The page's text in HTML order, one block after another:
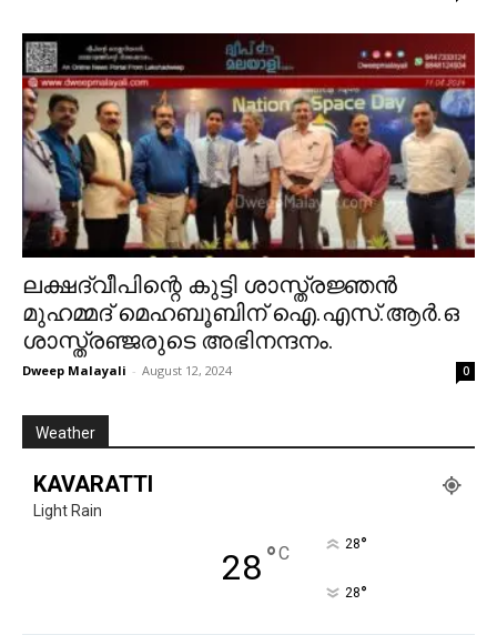
ലക്ഷദ്വീപിന്റെ കുട്ടി ശാസ്ത്രജ്ഞൻ
മുഹമ്മദ് മെഹബൂബിന് ഐ.എസ്.ആർ.ഒ
ശാസ്ത്രഞ്ജരുടെ അഭിനന്ദനം.
Dweep Malayali - August 12, 2024 0
Weather
KAVARATTI
Light Rain
28°C 28°
28°